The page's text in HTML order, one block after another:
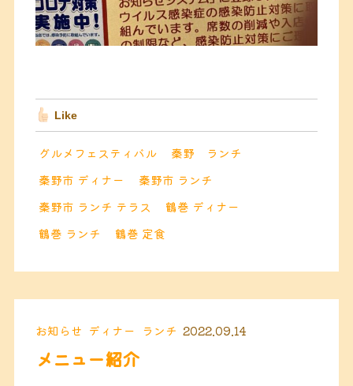
Like
グルメフェスティバル
秦野 ランチ
秦野市 ディナー
秦野市 ランチ
秦野市 ランチ テラス
鶴巻 ディナー
鶴巻 ランチ
鶴巻 定食
お知らせ ディナー ランチ 2022.09.14
メニュー紹介